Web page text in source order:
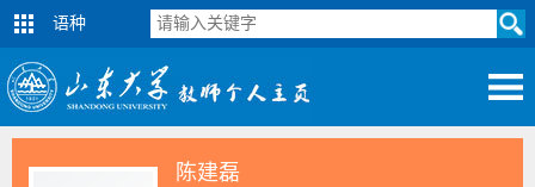
语种
陈建磊